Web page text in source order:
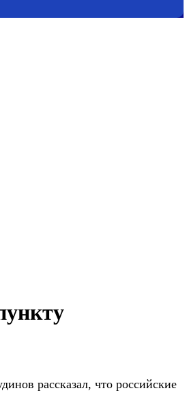
рассказал, что российские